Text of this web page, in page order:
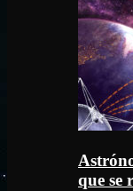
que se